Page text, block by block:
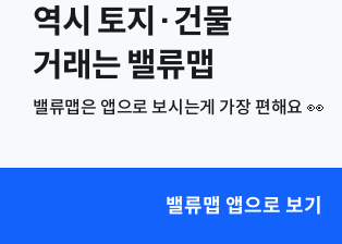
역시 토지·건물
거래는 밸류맵
밸류맵은 앱으로 보시는게 가장 편해요 👀
밸류맵 앱으로 보기